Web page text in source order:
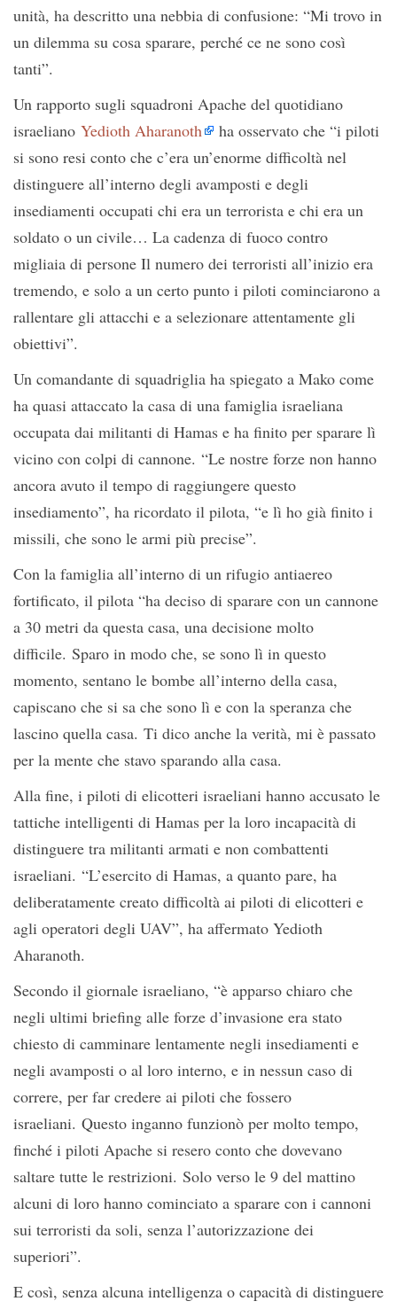
unità, ha descritto una nebbia di confusione: “Mi trovo in
un dilemma su cosa sparare, perché ce ne sono così
tanti”.
Un rapporto sugli squadroni Apache del quotidiano
israeliano Yedioth Aharanoth
ha osservato che “i piloti
si sono resi conto che c’era un’enorme difficoltà nel
distinguere all’interno degli avamposti e degli
insediamenti occupati chi era un terrorista e chi era un
soldato o un civile… La cadenza di fuoco contro
migliaia di persone Il numero dei terroristi all’inizio era
tremendo, e solo a un certo punto i piloti cominciarono a
rallentare gli attacchi e a selezionare attentamente gli
obiettivi”.
Un comandante di squadriglia ha spiegato a Mako come
ha quasi attaccato la casa di una famiglia israeliana
occupata dai militanti di Hamas e ha finito per sparare lì
vicino con colpi di cannone. “Le nostre forze non hanno
ancora avuto il tempo di raggiungere questo
insediamento”, ha ricordato il pilota, “e lì ho già finito i
missili, che sono le armi più precise”.
Con la famiglia all’interno di un rifugio antiaereo
fortificato, il pilota “ha deciso di sparare con un cannone
a 30 metri da questa casa, una decisione molto
difficile. Sparo in modo che, se sono lì in questo
momento, sentano le bombe all’interno della casa,
capiscano che si sa che sono lì e con la speranza che
lascino quella casa. Ti dico anche la verità, mi è passato
per la mente che stavo sparando alla casa.
Alla fine, i piloti di elicotteri israeliani hanno accusato le
tattiche intelligenti di Hamas per la loro incapacità di
distinguere tra militanti armati e non combattenti
israeliani. “L’esercito di Hamas, a quanto pare, ha
deliberatamente creato difficoltà ai piloti di elicotteri e
agli operatori degli UAV”, ha affermato Yedioth
Aharanoth.
Secondo il giornale israeliano, “è apparso chiaro che
negli ultimi briefing alle forze d’invasione era stato
chiesto di camminare lentamente negli insediamenti e
negli avamposti o al loro interno, e in nessun caso di
correre, per far credere ai piloti che fossero
israeliani. Questo inganno funzionò per molto tempo,
finché i piloti Apache si resero conto che dovevano
saltare tutte le restrizioni. Solo verso le 9 del mattino
alcuni di loro hanno cominciato a sparare con i cannoni
sui terroristi da soli, senza l’autorizzazione dei
superiori”.
E così, senza alcuna intelligenza o capacità di distinguere